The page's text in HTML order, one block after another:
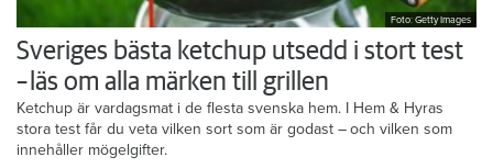
Foto: Getty Images
Sveriges bästa ketchup utsedd i stort test
– läs om alla märken till grillen
Ketchup är vardagsmat i de flesta svenska hem. I Hem & Hyras
stora test får du veta vilken sort som är godast – och vilken som
innehåller mögelgifter.